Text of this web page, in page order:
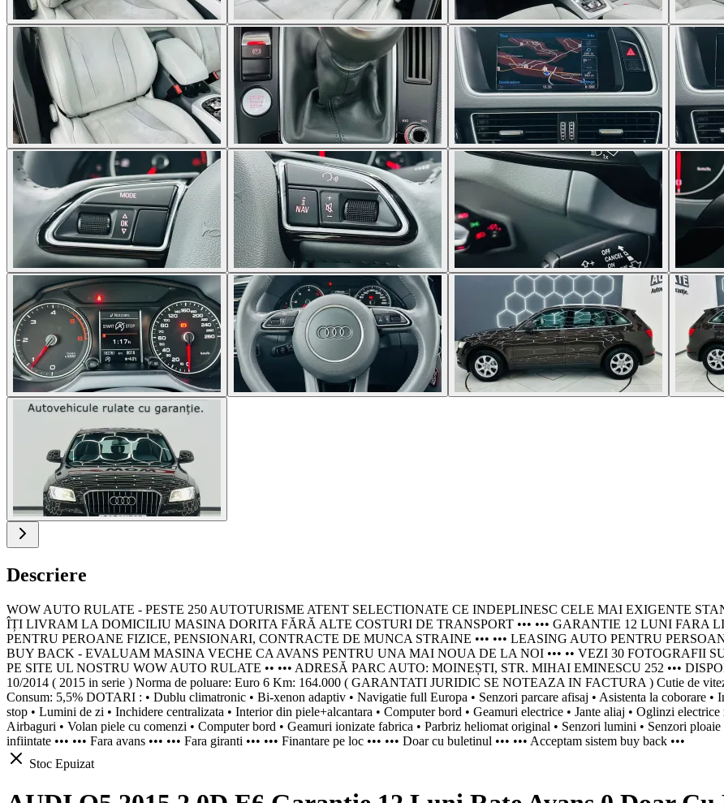
Descriere
WOW AUTO RULATE - PESTE 250 AUTOTURISME ATENT SELECTIONATE CE INDEPLINESC CELE MAI EXIGENTE
ÎȚI LIVRAM LA DOMICILIU MASINA DORITA FĂRĂ ALTE COSTURI DE TRANSPORT ••• ••• GARANTIE 12 LUNI FARA
PENTRU PEROANE FIZICE, PENSIONARI, CONTRACTE DE MUNCA STRAINE ••• ••• LEASING AUTO PENTRU
BUY BACK - EVALUAM MASINA VECHE CA AVANS PENTRU UNA MAI NOUA DE LA NOI ••• •• VEZI 30 FOTOGRAFII
PE SITE UL NOSTRU WOW AUTO RULATE •• ••• ADRESĂ PARC AUTO: MOINEȘTI, STR. MIHAI EMINESCU 252 •••
10/2014 ( 2015 in serie ) Norma de poluare: Euro 6 Km: 164.000 ( GARANTATI JURIDIC SE NOTEAZA IN FACTURA ) Cutie de
Consum: 5,5% DOTARI : • Dublu climatronic • Bi-xenon adaptiv • Navigatie full Europa • Senzori parcare afisaj • Asistenta la coborare •
stop • Lumini de zi • Inchidere centralizata • Interior din piele+alcantara • Computer bord • Geamuri electrice • Jante aliaj • Oglinzi
Airbaguri • Volan piele cu comenzi • Computer bord • Geamuri ionizate fabrica • Parbriz heliomat original • Senzori lumini • Senzori
infiintate ••• ••• Fara avans ••• ••• Fara giranti ••• ••• Finantare pe loc ••• ••• Doar cu buletinul ••• ••• Acceptam sistem buy back •••
Stoc Epuizat